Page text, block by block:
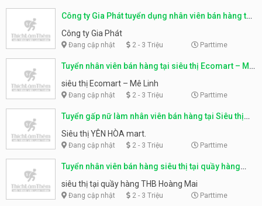
Công ty Gia Phát tuyển dụng nhân viên bán hàng tại
siêu thị Lan Chi
Công ty Gia Phát
Đang cập nhật 2 - 3 Triệu Parttime
Tuyển nhân viên bán hàng tại siêu thị Ecomart – Mê
Linh
siêu thị Ecomart – Mê Linh
Đang cập nhật 2 - 3 Triệu Parttime
Tuyển gấp nữ làm nhân viên bán hàng tại Siêu thị
YÊN HÒA mart.
Siêu thị YÊN HÒA mart.
Đang cập nhật 2 - 3 Triệu Parttime
Tuyển nhân viên bán hàng siêu thị tại quầy hàng
THB Hoàng Mai
siêu thị tại quầy hàng THB Hoàng Mai
Đang cập nhật 2 - 3 Triệu Parttime